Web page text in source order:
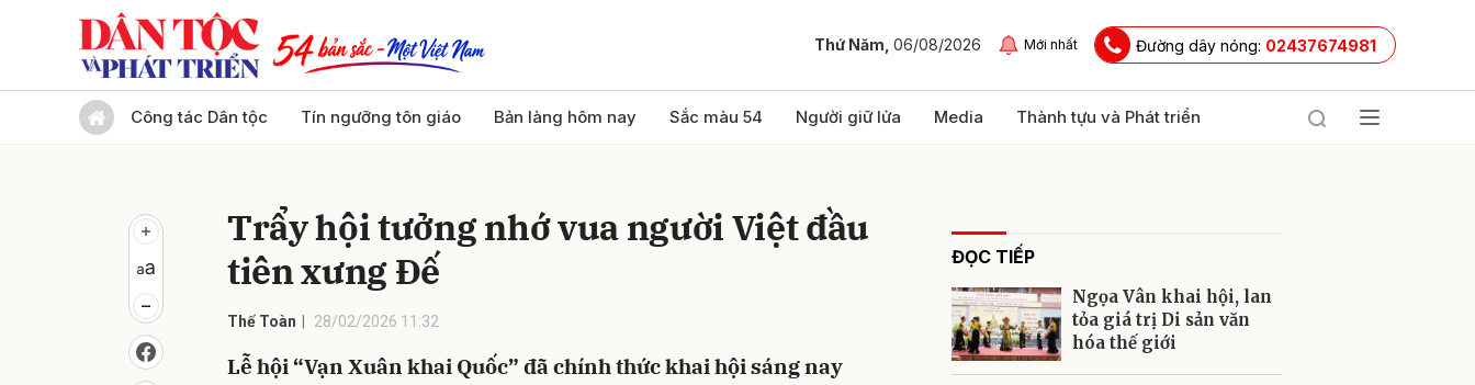
Thứ Năm, 06/08/2026 Mới nhất Đường dây nóng: 02437674981
Công tác Dân tộc Tín ngưỡng tôn giáo Bản làng hôm nay Sắc màu 54 Người giữ lửa Media Thành tựu và Phát triển
Trẩy hội tưởng nhớ vua người Việt đầu
tiên xưng Đế
Thế Toàn 28/02/2026 11:32
Lễ hội “Vạn Xuân khai Quốc” đã chính thức khai hội sáng nay
ĐỌC TIẾP
Ngọa Vân khai hội, lan
tỏa giá trị Di sản văn
hóa thế giới
Gửi bình luận
Gửi